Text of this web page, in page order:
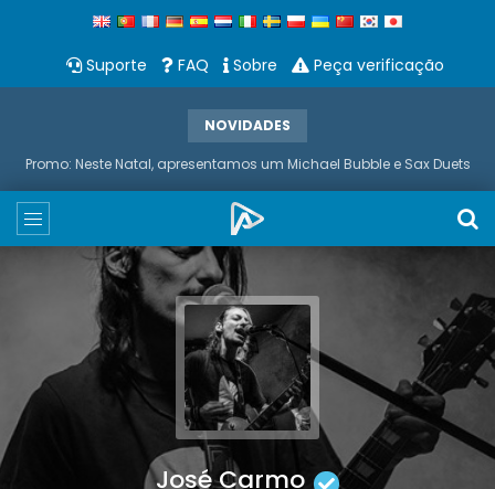
Suporte FAQ Sobre Peça verificação
NOVIDADES
Promo: Neste Natal, apresentamos um Michael Bubble e Sax Duets
José Carmo